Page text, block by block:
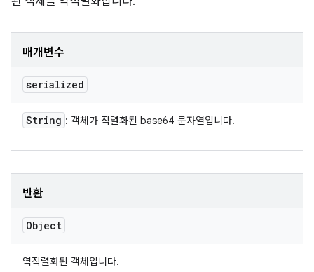
매개변수
serialized
String : 객체가 직렬화된 base64 문자열입니다.
반환
Object
역직렬화된 객체입니다.